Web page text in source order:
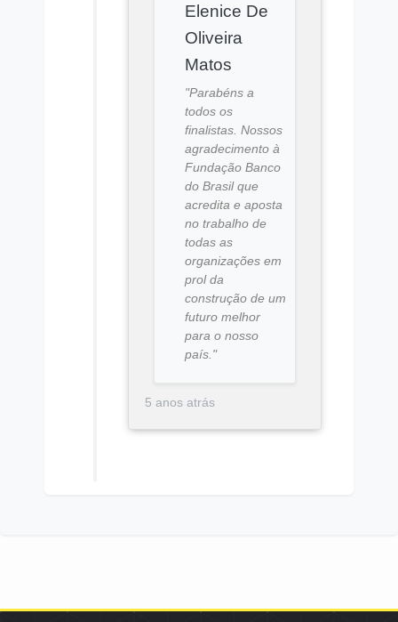
Elenice De
Oliveira
Matos
"Parabéns a
todos os
finalistas. Nossos
agradecimento à
Fundação Banco
do Brasil que
acredita e aposta
no trabalho de
todas as
organizações em
prol da
construção de um
futuro melhor
para o nosso
país."
5 anos atrás